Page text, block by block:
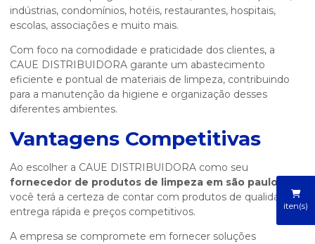
iten(s)
indústrias, condomínios, hotéis, restaurantes, hospitais,
escolas, associações e muito mais.
Com foco na comodidade e praticidade dos clientes, a
CAUE DISTRIBUIDORA garante um abastecimento
eficiente e pontual de materiais de limpeza, contribuindo
para a manutenção da higiene e organização desses
diferentes ambientes.
Vantagens Competitivas
Ao escolher a CAUE DISTRIBUIDORA como seu
fornecedor de produtos de limpeza em são paulo
você terá a certeza de contar com produtos de qualidade,
entrega rápida e preços competitivos.
A empresa se compromete em fornecer soluções